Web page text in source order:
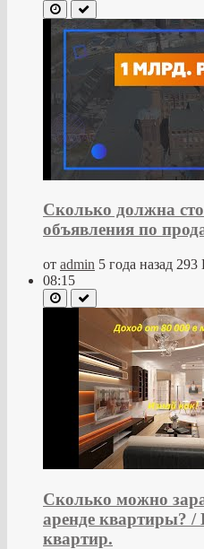
Сколько должна
объявления по
от admin 5 года назад 293
08:15
Сколько можно
аренде квартиры? /
квартир.